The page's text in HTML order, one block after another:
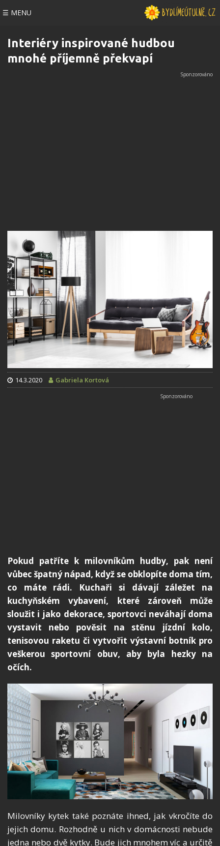
☰ MENU
Interiéry inspirované hudbou
mnohé příjemně překvapí
14.3.2020 Gabriela Kortová
Pokud patříte k milovníkům hudby, pak není
vůbec špatný nápad, když se obklopíte doma tím,
co máte rádi. Kuchaři si dávají záležet na
kuchyňském vybavení, které zároveň může
sloužit i jako dekorace, sportovci neváhají doma
vystavit nebo pověsit na stěnu jízdní kolo,
tenisovou raketu či vytvořit výstavní botník pro
veškerou sportovní obuv, aby byla hezky na
očích.
Milovníky kytek také poznáte ihned, jak vkročíte do
jejich domu. Rozhodně u nich v domácnosti nebude
jedna nebo dvě kytky. Bude jich mnohem víc a určitě